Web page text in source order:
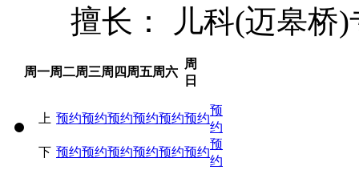
擅长： 儿科(迈皋桥)
周一周二周三周四 周五周六
周
日
上 预约预约预约预约预约预约
预
约
下 预约预约预约预约预约预约
预
约